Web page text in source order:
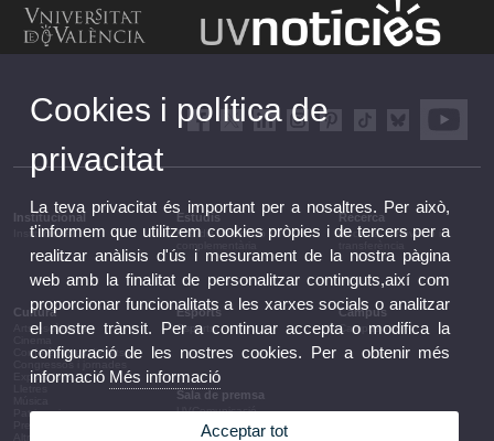
Institucional
Institucional
Estudis
Estudis i formació
Recerca
Recerca, innovació i
Cultura
Arts escèniques
Conferències i debats
Congressos i jornades
Exposicions
Patrimoni
Esports
Esports
Campus
Campus
Sala de premsa
UVComunicació
Notes de premsa
Agenda de govern
Cookies i política de
privacitat
La teva privacitat és important per a nosaltres. Per això,
t'informem que utilitzem cookies pròpies i de tercers per a
realitzar anàlisis d'ús i mesurament de la nostra pàgina
web amb la finalitat de personalitzar continguts,així com
proporcionar funcionalitats a les xarxes socials o analitzar
el nostre trànsit. Per a continuar accepta o modifica la
configuració de les nostres cookies. Per a obtenir més
informació Més informació
Acceptar tot